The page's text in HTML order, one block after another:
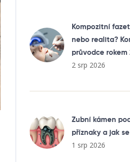
Kompozitní
nebo realita?
průvodce rokem
2 srp 2026
Zubní kámen
příznaky a jak
1 srp 2026